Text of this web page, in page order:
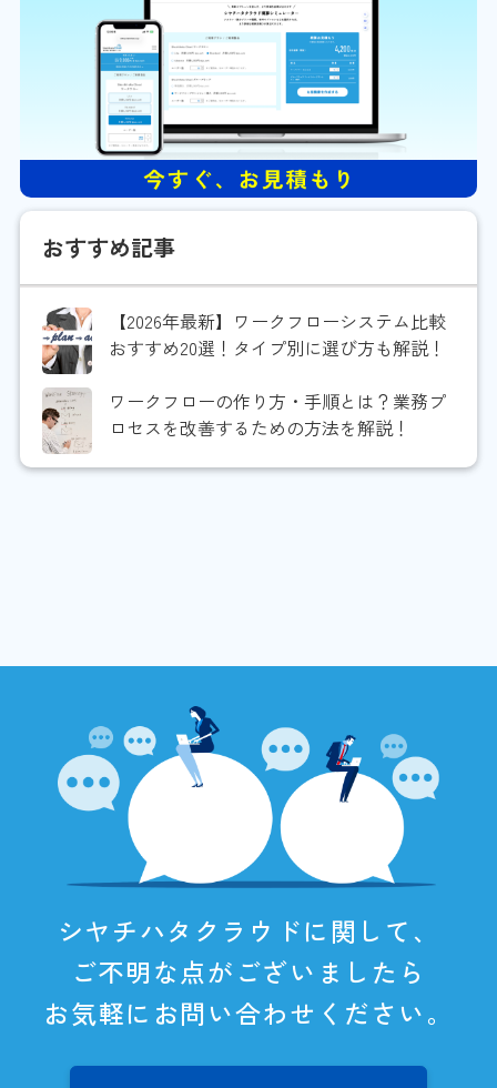
おすすめ記事
【2026年最新】ワークフローシステム比較
おすすめ20選！タイプ別に選び方も解説！
ワークフローの作り方・手順とは？業務プ
ロセスを改善するための方法を解説！
シヤチハタクラウドに関して、
ご不明な点がございましたら
お気軽にお問い合わせください。